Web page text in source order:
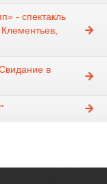
- спектакль
в